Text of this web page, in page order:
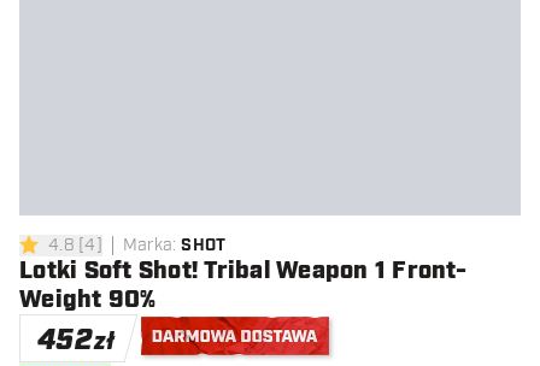
4.8 gwiazdki oceny
4.8 [4] Marka: SHOT
Lotki Soft Shot! Tribal Weapon 1 Front-
Weight 90%
452zł